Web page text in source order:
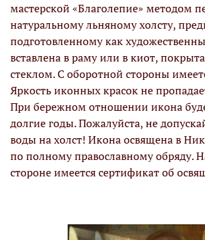
мастерской «Благолепие» методом
натуральному льняному холсту,
подготовленному как
вставлена в раму или в киот,
стеклом. С оборотной стороны
Яркость иконных красок не
При бережном отношении икона
долгие годы. Пожалуйста, не
воды на холст! Икона освящена в
по полному православному обряду.
стороне имеется сертификат об